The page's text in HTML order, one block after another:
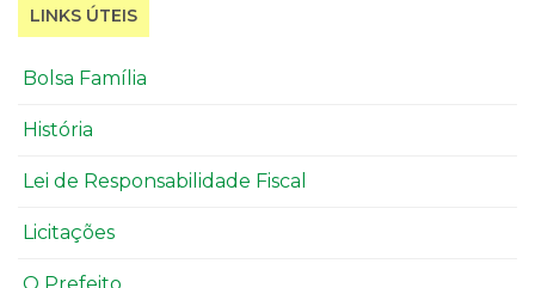
LINKS ÚTEIS
Bolsa Família
História
Lei de Responsabilidade Fiscal
Licitações